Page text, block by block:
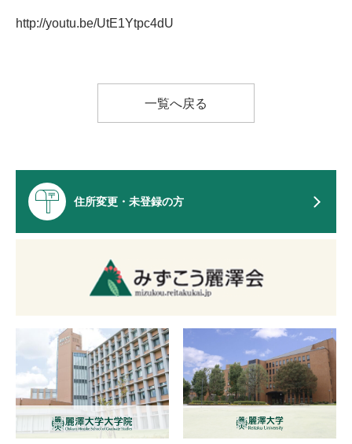
http://youtu.be/UtE1Ytpc4dU
一覧へ戻る
住所変更・未登録の方